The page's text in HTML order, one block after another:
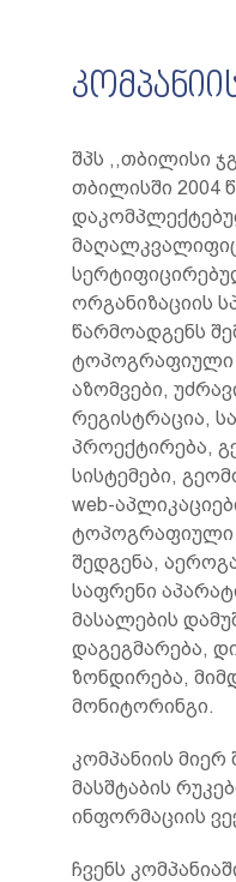
შპს ,,თბილისი
თბილისში 2004
ორგანიზაციის
წარმოადგენს
ტოპოგრაფიული
აზომვები,
რეგისტრაცია,
პროექტირება,
სისტემები,
web-
ტოპოგრაფიული
შედგენა,
საფრენი
მასალების
დაგეგმარება,
ზონდირება,
მონიტორინგი.
კომპანიის მიერ
მასშტაბის
ინფორმაციის
ჩვენს